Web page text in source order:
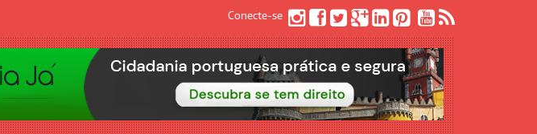
Conecte-se